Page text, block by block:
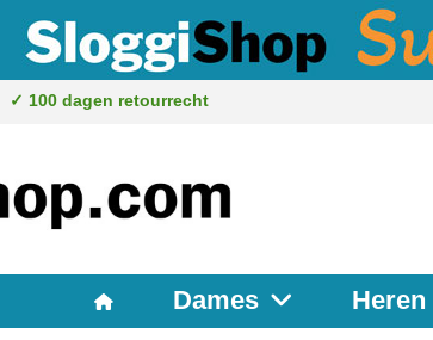
✓ 100 dagen retourrecht
Dames Heren